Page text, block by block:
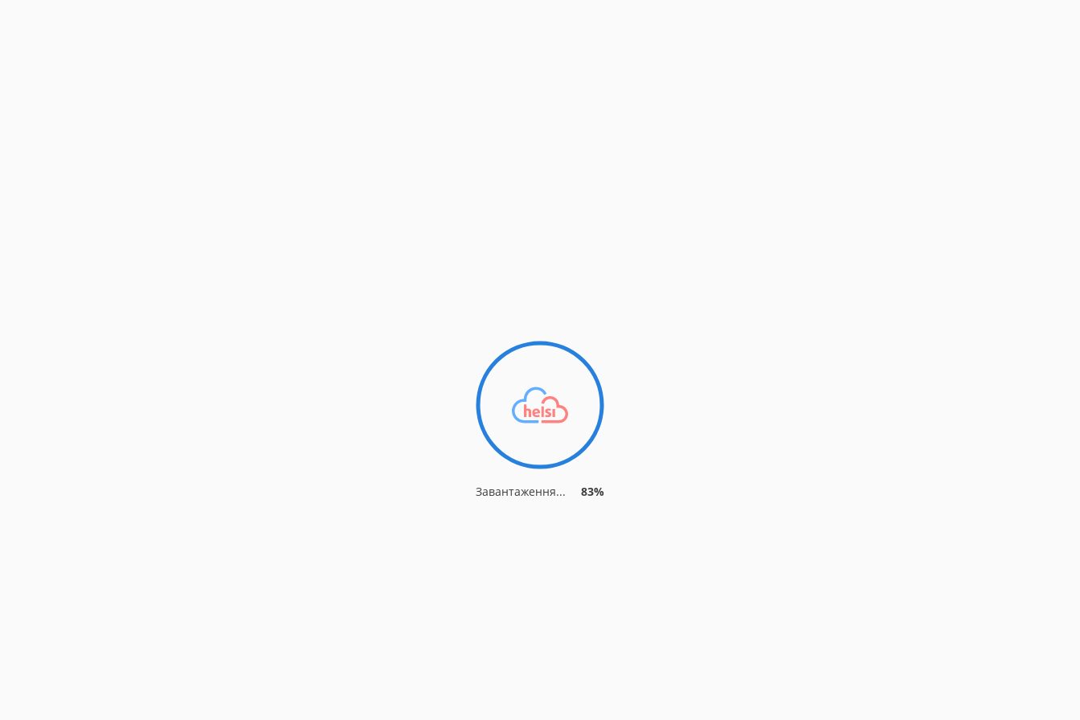
Завантаження... 89%